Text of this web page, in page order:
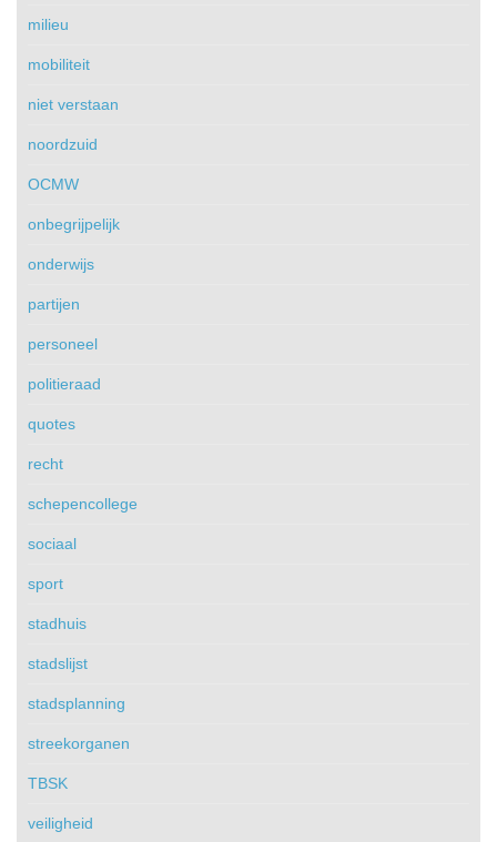
milieu
mobiliteit
niet verstaan
noordzuid
OCMW
onbegrijpelijk
onderwijs
partijen
personeel
politieraad
quotes
recht
schepencollege
sociaal
sport
stadhuis
stadslijst
stadsplanning
streekorganen
TBSK
veiligheid